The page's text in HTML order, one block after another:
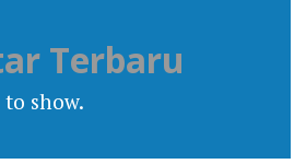
Terbaru
show.